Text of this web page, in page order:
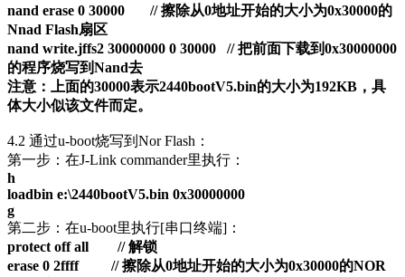
nand erase 0 30000 //擦除从0地址开始的大小为0x30000的
Nnad Flash扇区
nand write.jffs2 30000000 0 30000 //把前面下载到0x30000000
的程序烧写到Nand去
注意：上面的30000表示2440bootV5.bin的大小为192KB ，具
体大小似该文件而定。
4.2 通过u-boot烧写到Nor Flash：
第一步：在J-Link commander里执行：
h
loadbin e:\2440bootV5.bin 0x30000000
g
第二步：在u-boot里执行[串口终端]：
protect off all //解锁
erase 0 2ffff //擦除从0地址开始的大小为0x30000的NOR